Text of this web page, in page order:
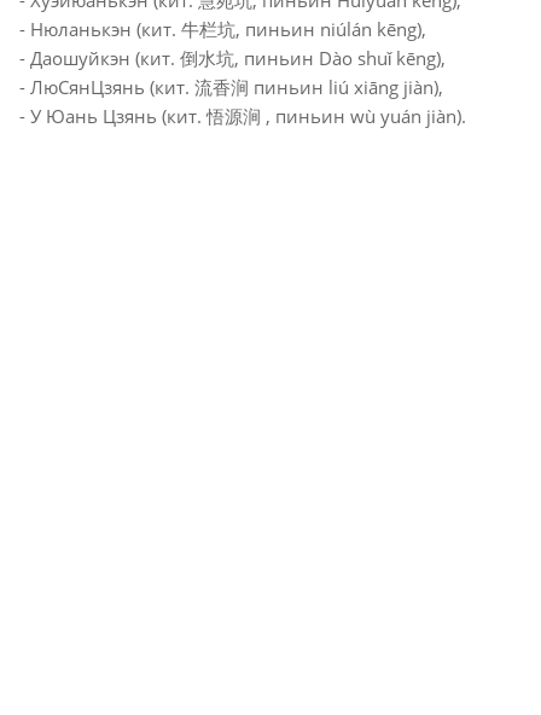
- Нюланькэн (кит. 牛栏坑, пиньин niúlán kēng),
- Даошуйкэн (кит. 倒水坑, пиньин Dào shuǐ kēng),
- ЛюСянЦзянь (кит. 流香涧 пиньин liú xiāng jiàn),
- У Юань Цзянь (кит. 悟源涧 , пиньин wù yuán jiàn).